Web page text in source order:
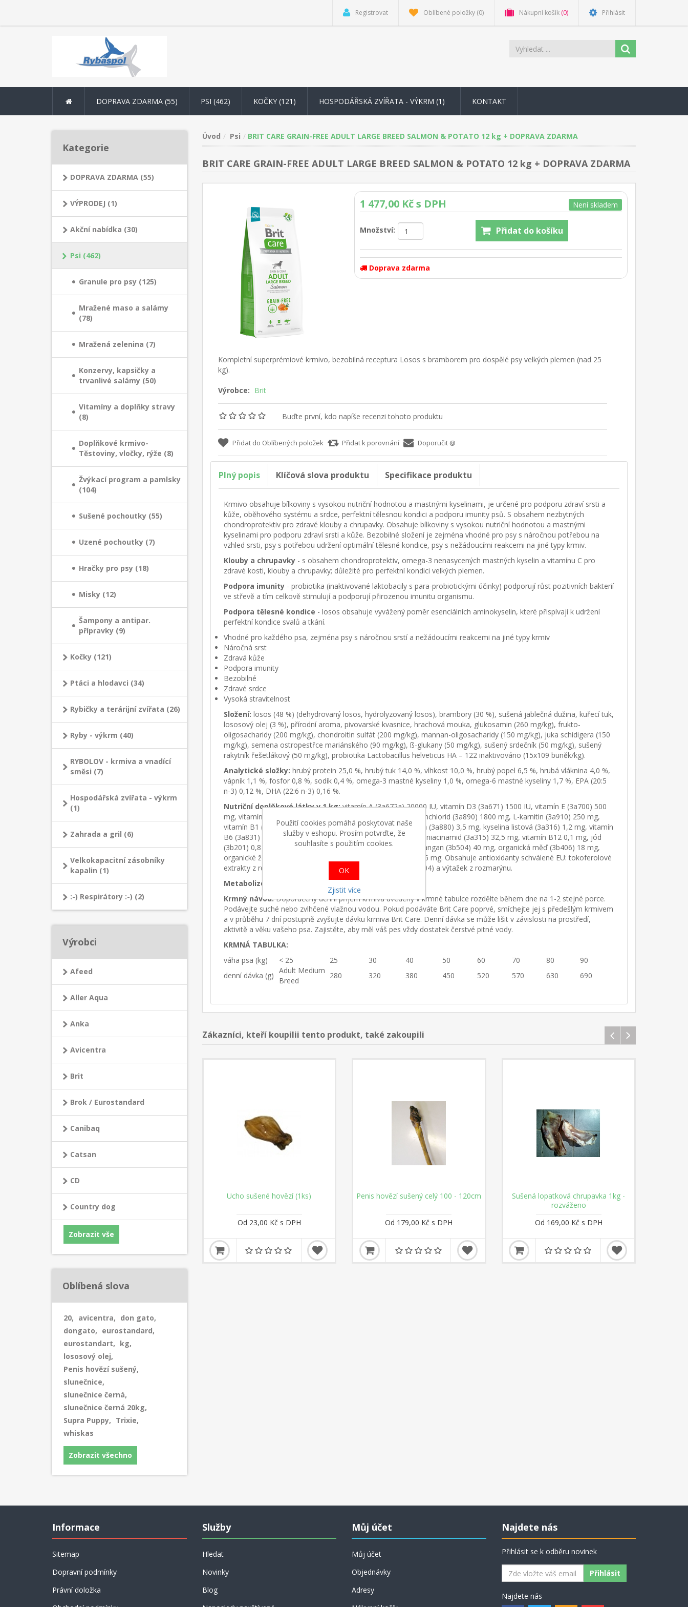
Registrovat Oblíbené položky (0) Nákupní košík (0) Přihlásit
DOPRAVA ZDARMA (55) PSI (462) KOČKY (121) HOSPODÁŘSKÁ ZVÍŘATA - VÝKRM (1) KONTAKT
Kategorie
DOPRAVA ZDARMA (55)
VÝPRODEJ (1)
Akční nabídka (30)
Psi (462)
Granule pro psy (125)
Mražené maso a salámy
(78)
Mražená zelenina (7)
Konzervy, kapsičky a
trvanlivé salámy (50)
Vitamíny a doplňky stravy
(8)
Doplňkové krmivo-
Těstoviny, vločky, rýže (8)
Žvýkací program a pamlsky
(104)
Sušené pochoutky (55)
Uzené pochoutky (7)
Hračky pro psy (18)
Misky (12)
Šampony a antipar.
přípravky (9)
Kočky (121)
Ptáci a hlodavci (34)
Rybičky a terárijní zvířata (26)
Ryby - výkrm (40)
RYBOLOV - krmiva a vnadící
směsi (7)
Hospodářská zvířata - výkrm
(1)
Zahrada a gril (6)
Velkokapacitní zásobníky
kapalin (1)
:-) Respirátory :-) (2)
Výrobci
Afeed
Aller Aqua
Anka
Avicentra
Brit
Brok / Eurostandard
Canibaq
Catsan
CD
Country dog
Zobrazit vše
Oblíbená slova
20, avicentra, don gato,
dongato, eurostandard,
eurostandart, kg,
lososový olej,
Penis hovězí sušený,
slunečnice,
slunečnice černá,
slunečnice černá 20kg,
Supra Puppy, Trixie,
whiskas
Zobrazit všechno
Úvod Psi BRIT CARE GRAIN-FREE ADULT LARGE BREED SALMON & POTATO 12 kg + DOPRAVA ZDARMA
BRIT CARE GRAIN-FREE ADULT LARGE BREED SALMON & POTATO 12 kg + DOPRAVA ZDARMA
1 477,00 Kč s DPH Není skladem
Množství:
Doprava zdarma
Kompletní superprémiové krmivo, bezobilná receptura Losos s bramborem pro dospělé psy velkých plemen (nad 25
kg).
Výrobce: Brit
Buďte první, kdo napíše recenzi tohoto produktu
Plný popis Klíčová slova produktu Specifikace produktu
Krmivo obsahuje bílkoviny s vysokou nutriční hodnotou a mastnými kyselinami, je určené pro podporu zdraví srsti a
kůže, oběhového systému a srdce, perfektní tělesnou kondici a podporu imunity psů. S obsahem nezbytných
chondroprotektiv pro zdravé klouby a chrupavky. Obsahuje bílkoviny s vysokou nutriční hodnotou a mastnými
kyselinami pro podporu zdraví srsti a kůže. Bezobilné složení je zejména vhodné pro psy s náročnou potřebou na
vzhled srsti, psy s potřebou udržení optimální tělesné kondice, psy s nežádoucími reakcemi na jiné typy krmiv.
Klouby a chrupavky - s obsahem chondroprotektiv, omega-3 nenasycených mastných kyselin a vitamínu C pro
zdravé kosti, klouby a chrupavky; důležité pro perfektní kondici velkých plemen.
Podpora imunity - probiotika (inaktivované laktobacily s para-probiotickými účinky) podporují růst pozitivních bakterií
ve střevě a tím celkově stimulují a podporují přirozenou imunitu organismu.
Podpora tělesné kondice - losos obsahuje vyvážený poměr esenciálních aminokyselin, které přispívají k udržení
perfektní kondice svalů a tkání.
Vhodné pro každého psa, zejména psy s náročnou srstí a nežádoucími reakcemi na jiné typy krmiv
Náročná srst
Zdravá kůže
Podpora imunity
Bezobilné
Zdravé srdce
Vysoká stravitelnost
Složení: losos (48 %) (dehydrovaný losos, hydrolyzovaný losos), brambory (30 %), sušená jablečná dužina, kuřecí tuk,
lososový olej (3 %), přírodní aroma, pivovarské kvasnice, hrachová mouka, glukosamin (260 mg/kg), frukto-
oligosacharidy (200 mg/kg), chondroitin sulfát (200 mg/kg), mannan-oligosacharidy (150 mg/kg), juka schidigera (150
mg/kg), semena ostropestřce mariánského (90 mg/kg), ß-glukany (50 mg/kg), sušený srdečník (50 mg/kg), sušený
rakytník řešetlákový (50 mg/kg), probiotika Lactobacillus helveticus HA – 122 inaktivováno (15x109 buněk/kg).
Analytické složky: hrubý protein 25,0 %, hrubý tuk 14,0 %, vlhkost 10,0 %, hrubý popel 6,5 %, hrubá vláknina 4,0 %,
vápník 1,1 %, fosfor 0,8 %, sodík 0,4 %, omega-3 mastné kyseliny 1,0 %, omega-6 mastné kyseliny 1,7 %, EPA (20:5
n-3) 0,12 %, DHA (22:6 n-3) 0,16 %.
Nutriční doplňkové látky v 1 kg:vitamín A (3a672a) 20000 IU, vitamín D3 (3a671) 1500 IU, vitamín E (3a700) 500
mg, vitamín C (3a312) 300 mg, taurin (3a370) 1500 mg, cholinchlorid (3a890) 1800 mg, L-karnitin (3a910) 250 mg,
vitamín B1 (3a821) 2,5 mg, vitamín B2 (3a825i) 9,6 mg, biotin (3a880) 3,5 mg, kyselina listová (3a316) 1,2 mg, vitamín
B6 (3a831) 2,5 mg, D-pantothenan vápenatý (3a841) 25 mg, niacinamid (3a315) 32,5 mg, vitamín B12 0,1 mg, jód
(3b201) 0,8 mg, organický zinek (3b606) 85 mg, organický mangan (3b504) 40 mg, organická měď (3b406) 18 mg,
organické železo (3b106) 75 mg, organický selen (3b810) 0,16 mg. Obsahuje antioxidanty schválené EU: tokoferolové
extrakty z rostlinných olejů (1b306(i)), askorbyl palmitát (1b304) a výtažek z rozmarýnu.
Metabolizovatelná energie:
3640 kcal/kg.
Krmný návod:Doporučený denní příjem krmiva uvedený v krmné tabulce rozdělte během dne na 1-2 stejné porce.
Podávejte suché nebo zvlhčené vlažnou vodou. Pokud podáváte Brit Care poprvé, smíchejte jej s předešlým krmivem
a v průběhu 7 dní postupně zvyšujte dávku krmiva Brit Care. Denní dávka se může lišit v závislosti na prostředí,
aktivitě a věku vašeho psa. Zajistěte, aby měl váš pes vždy dostatek čerstvé pitné vody.
KRMNÁ TABULKA:
váha psa (kg)
< 25 25 30 40 50 60 70 80
90
denní dávka (g)
Adult Medium
Breed
280 320 380 450 520 570 630 690
Zákazníci, kteří koupilii tento produkt, také zakoupili
Ucho sušené hovězí (1ks)
Od 23,00 Kč s DPH
Penis hovězí sušený celý 100 - 120cm
Od 179,00 Kč s DPH
Sušená lopatková chrupavka 1kg -
rozváženo
Od 169,00 Kč s DPH
Informace
Sitemap
Dopravní podmínky
Právní doložka
Služby
Hledat
Novinky
Blog
Můj účet
Můj účet
Objednávky
Adresy
Najdete nás
Přihlásit se k odběru novinek
Najdete nás
Použití cookies pomáhá poskytovat naše
služby v eshopu. Prosím potvrďte, že
souhlasíte s použitím cookies.
OK
Zjistit více